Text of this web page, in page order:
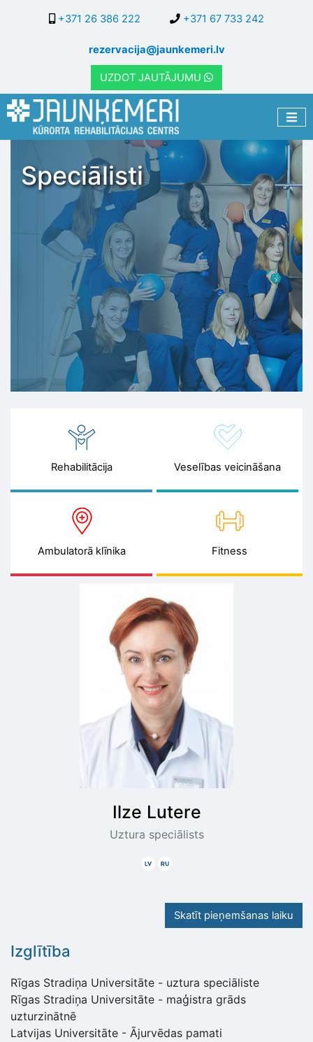
galveno
saturu
+371 26 386 222 +371 67 733 242
rezervacija@jaunkemeri.lv
UZDOT JAUTĀJUMU
Speciālisti
Rehabilitācija Veselības veicināšana
Ambulatorā klīnika Fitness
Ilze Lutere
Uztura speciālists
LatviskiKrieviski
Skatīt pieņemšanas laiku
Izglītība
Rīgas Stradiņa Universitāte - uztura speciāliste
Rīgas Stradiņa Universitāte - maģistra grāds
uzturzinātnē
Latvijas Universitāte - Ājurvēdas pamati